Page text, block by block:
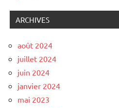
ARCHIVES
août 2024
juillet 2024
juin 2024
janvier 2024
mai 2023